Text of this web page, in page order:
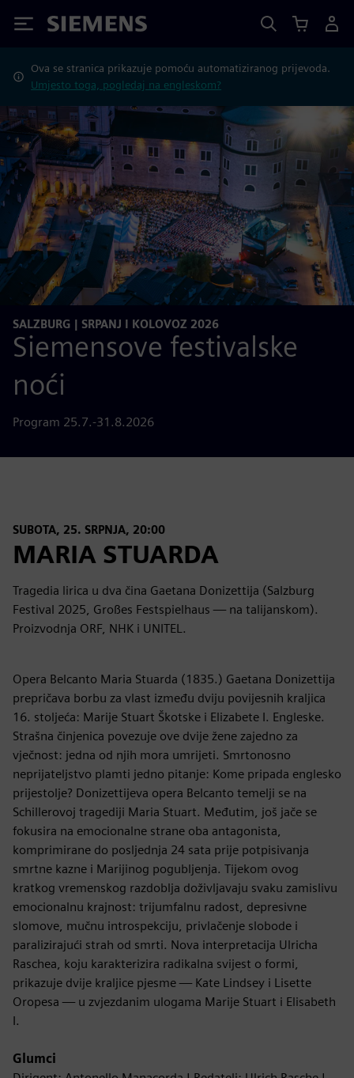
Siemens
Ova se stranica prikazuje pomoću automatiziranog prijevoda.
Umjesto toga, pogledaj na engleskom?
SALZBURG | SRPANJ I KOLOVOZ 2026
Siemensove festivalske
noći
Program 25.7.-31.8.2026
SUBOTA, 25. SRPNJA, 20:00
MARIA STUARDA
Tragedia lirica u dva čina Gaetana Donizettija (Salzburg
Festival 2025, Großes Festspielhaus — na talijanskom).
Proizvodnja ORF, NHK i UNITEL.
Opera Belcanto Maria Stuarda (1835.) Gaetana Donizettija
prepričava borbu za vlast između dviju povijesnih kraljica
16. stoljeća: Marije Stuart Škotske i Elizabete I. Engleske.
Strašna činjenica povezuje ove dvije žene zajedno za
vječnost: jedna od njih mora umrijeti. Smrtonosno
neprijateljstvo plamti jedno pitanje: Kome pripada englesko
prijestolje? Donizettijeva opera Belcanto temelji se na
Schillerovoj tragediji Maria Stuart. Međutim, još jače se
fokusira na emocionalne strane oba antagonista,
komprimirane do posljednja 24 sata prije potpisivanja
smrtne kazne i Marijinog pogubljenja. Tijekom ovog
kratkog vremenskog razdoblja doživljavaju svaku zamislivu
emocionalnu krajnost: trijumfalnu radost, depresivne
slomove, mučnu introspekciju, privlačenje slobode i
paralizirajući strah od smrti. Nova interpretacija Ulricha
Raschea, koju karakterizira radikalna svijest o formi,
prikazuje dvije kraljice pjesme — Kate Lindsey i Lisette
Oropesa — u zvjezdanim ulogama Marije Stuart i Elisabeth
I.
Glumci